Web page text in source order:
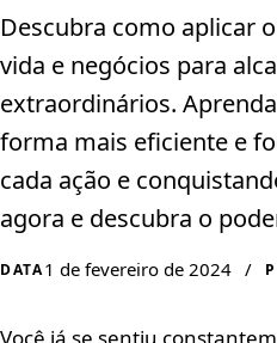
Descubra como aplicar
vida e negócios para
extraordinários.
forma mais eficiente e
cada ação e
agora e descubra o
DATA1 de fevereiro de 2024 /
Você já se sentiu